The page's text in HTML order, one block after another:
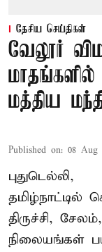
தேசிய செய்திகள்
வேலூர்
மத்திய
Published on: 08 Aug
புதுடெல்லி,
திருச்சி,
நிலையங்கள்